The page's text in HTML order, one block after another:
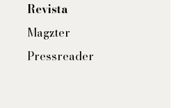
Revista
Magzter
Pressreader